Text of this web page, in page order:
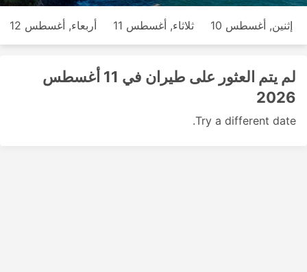
إثنين, أغسطس 10 ثلاثاء, أغسطس 11 أربعاء, أغسطس 12
لم يتم العثور على طيران في 11 أغسطس
2026
Try a different date.